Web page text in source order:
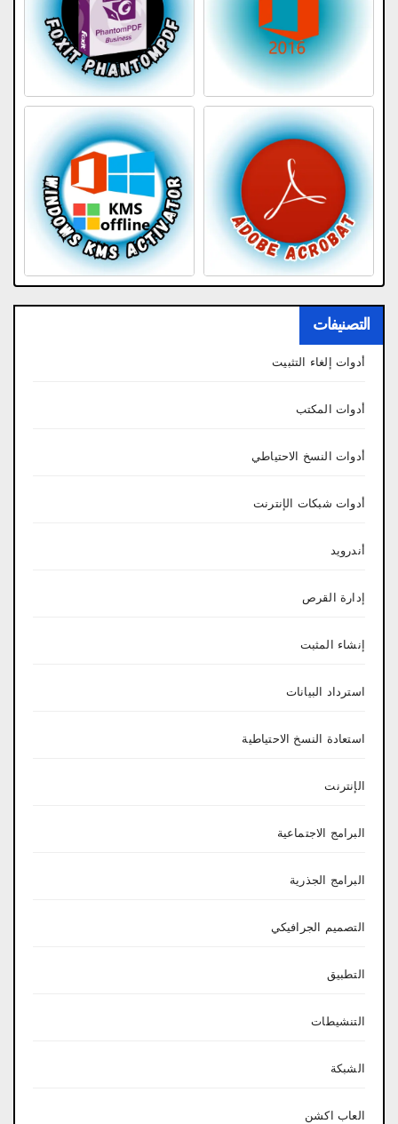
التصنيفات
أدوات إلغاء التثبيت
أدوات المكتب
أدوات النسخ الاحتياطي
أدوات شبكات الإنترنت
أندرويد
إدارة القرص
إنشاء المثبت
استرداد البيانات
استعادة النسخ الاحتياطية
الإنترنت
البرامج الاجتماعية
البرامج الجذرية
التصميم الجرافيكي
التطبيق
التنشيطات
الشبكة
العاب اكشن